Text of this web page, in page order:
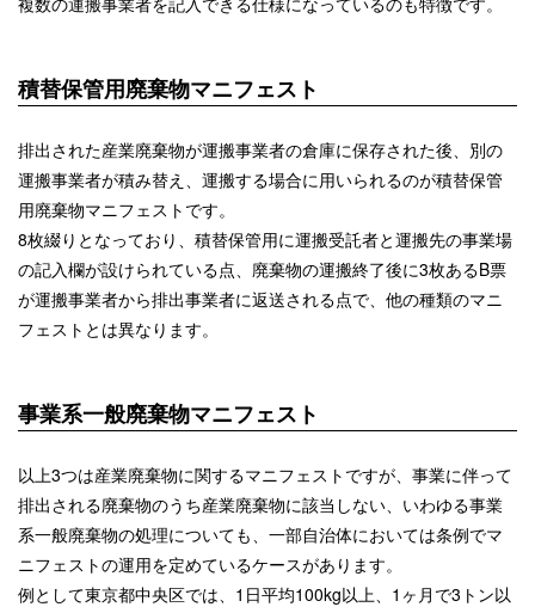
積替保管用廃棄物マニフェスト
排出された産業廃棄物が運搬事業者の倉庫に保存された後、別の
運搬事業者が積み替え、運搬する場合に用いられるのが積替保管
用廃棄物マニフェストです。
8枚綴りとなっており、積替保管用に運搬受託者と運搬先の事業場
の記入欄が設けられている点、廃棄物の運搬終了後に3枚あるB票
が運搬事業者から排出事業者に返送される点で、他の種類のマニ
フェストとは異なります。
事業系一般廃棄物マニフェスト
以上3つは産業廃棄物に関するマニフェストですが、事業に伴って
排出される廃棄物のうち産業廃棄物に該当しない、いわゆる事業
系一般廃棄物の処理についても、一部自治体においては条例でマ
ニフェストの運用を定めているケースがあります。
例として東京都中央区では、1日平均100kg以上、1ヶ月で3トン以